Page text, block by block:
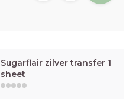
Sugarflair zilver transfer 1
sheet